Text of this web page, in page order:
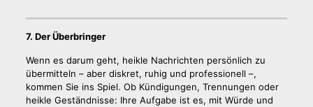
7. Der Überbringer
Wenn es darum geht, heikle Nachrichten persönlich zu
übermitteln – aber diskret, ruhig und professionell –,
kommen Sie ins Spiel. Ob Kündigungen, Trennungen oder
heikle Geständnisse: Ihre Aufgabe ist es, mit Würde und